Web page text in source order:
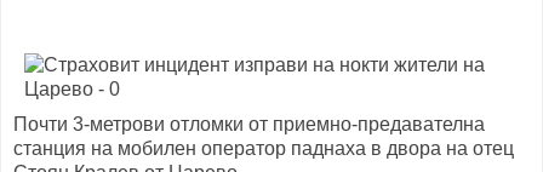
Почти 3-метрови отломки от приемно-предавателна
станция на мобилен оператор паднаха в двора на отец